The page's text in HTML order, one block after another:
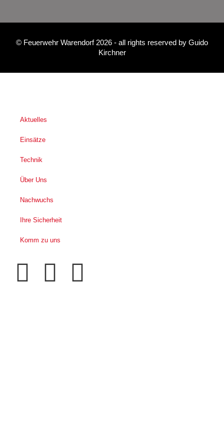
© Feuerwehr Warendorf 2026 - all rights reserved by Guido
Kirchner
Aktuelles
Einsätze
Technik
Über Uns
Nachwuchs
Ihre Sicherheit
Komm zu uns